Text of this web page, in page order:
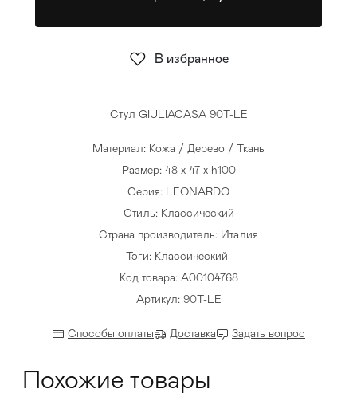
Стулья >
Стул GIULIACASA 90T-LE
Материал: Кожа / Дерево / Ткань
Размер: 48 x 47 x h100
Серия: LEONARDO
Стиль: Классический
Страна производитель: Италия
Тэги: Классический
Код товара: A00104768
Артикул: 90T-LE
Способы оплаты Доставка Задать вопрос
В избранное
Похожие товары